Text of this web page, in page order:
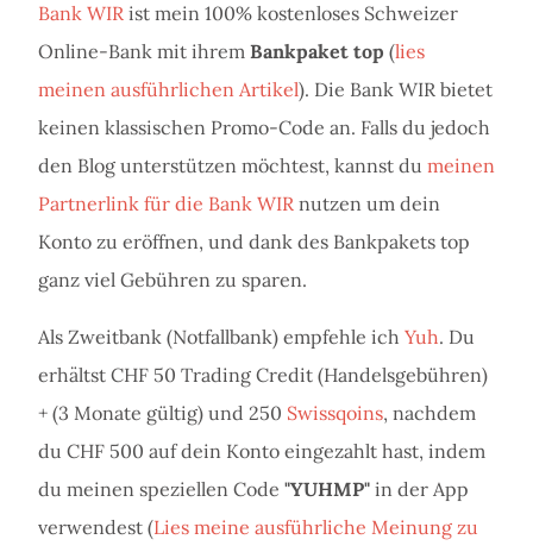
Bank WIR ist mein 100% kostenloses Schweizer
Online-Bank mit ihrem Bankpaket top (lies
meinen ausführlichen Artikel). Die Bank WIR bietet
keinen klassischen Promo-Code an. Falls du jedoch
den Blog unterstützen möchtest, kannst du meinen
Partnerlink für die Bank WIR nutzen um dein
Konto zu eröffnen, und dank des Bankpakets top
ganz viel Gebühren zu sparen.
Als Zweitbank (Notfallbank) empfehle ich Yuh. Du
erhältst CHF 50 Trading Credit (Handelsgebühren)
+ (3 Monate gültig) und 250 Swissqoins, nachdem
du CHF 500 auf dein Konto eingezahlt hast, indem
du meinen speziellen Code "YUHMP" in der App
verwendest (Lies meine ausführliche Meinung zu